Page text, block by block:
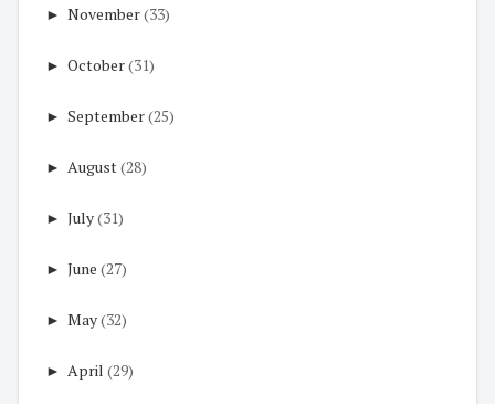
► November(33)
► October(31)
► September(25)
► August(28)
► July(31)
► June (27)
► May(32)
► April (29)